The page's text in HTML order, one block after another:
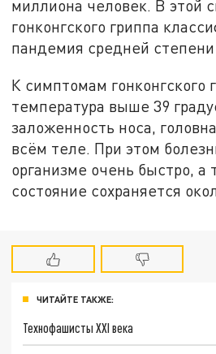
миллиона человек. В этой
гонконгского гриппа
пандемия средней
К симптомам гонконгского
температура выше 39
заложенность носа,
всём теле. При этом
организме очень быстро, а
состояние сохраняется
ЧИТАЙТЕ ТАКЖЕ:
Технофашисты XXI века